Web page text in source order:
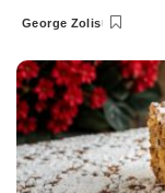
Posted
George Zolis